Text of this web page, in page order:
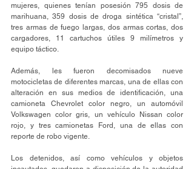
mujeres, quienes tenían posesión 795 dosis de
marihuana, 359 dosis de droga sintética “cristal”,
tres armas de fuego largas, dos armas cortas, dos
cargadores, 11 cartuchos útiles 9 milímetros y
equipo táctico.
Además, les fueron decomisados nueve
motocicletas de diferentes marcas, una de ellas con
alteración en sus medios de identificación, una
camioneta Chevrolet color negro, un automóvil
Volkswagen color gris, un vehículo Nissan color
rojo, y tres camionetas Ford, una de ellas con
reporte de robo vigente.
Los detenidos, así como vehículos y objetos